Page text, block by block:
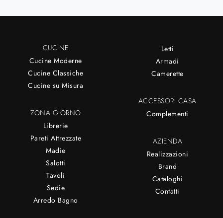
CUCINE
Cucine Moderne
Cucine Classiche
Cucine su Misura
ZONA GIORNO
Librerie
Pareti Attrezzate
Madie
Salotti
Tavoli
Sedie
Arredo Bagno
Letti
Armadi
Camerette
ACCESSORI CASA
Complementi
AZIENDA
Realizzazioni
Brand
Cataloghi
Contatti